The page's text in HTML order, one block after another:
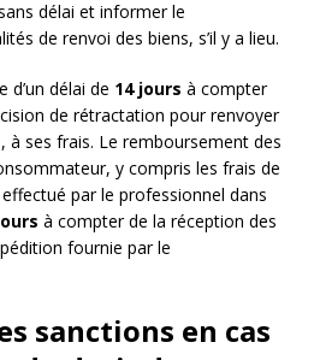
délai et informer le
de renvoi des biens, s’il y a lieu.
délai de 14 jours à compter
de rétractation pour renvoyer
à ses frais. Le remboursement des
y compris les frais de
par le professionnel dans
à compter de la réception des
fournie par le
sanctions en cas